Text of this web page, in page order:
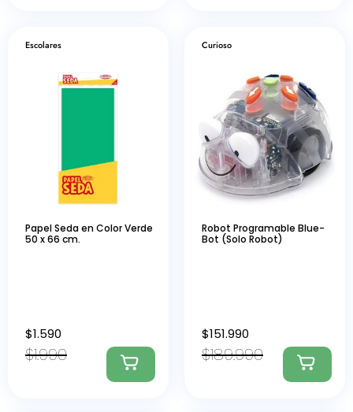
Escolares
Papel Seda en Color Verde
50 x 66 cm.
$1.990
$1.590
Curioso
Robot Programable Blue-
Bot (Solo Robot)
$189.990
$151.990